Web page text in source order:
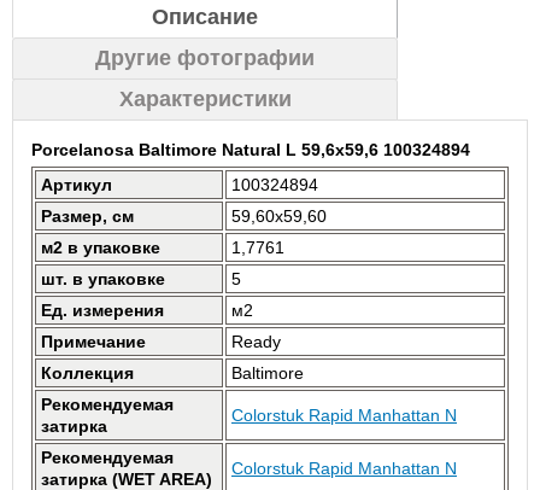
Описание
Другие фотографии
Характеристики
Porcelanosa Baltimore Natural L 59,6x59,6 100324894
Артикул
100324894
Размер, см
59,60x59,60
м2 в упаковке
1,7761
шт. в упаковке
5
Ед. измерения
м2
Примечание
Ready
Коллекция
Baltimore
Рекомендуемая
затирка
Colorstuk Rapid Manhattan N
Рекомендуемая
затирка (WET AREA)
Colorstuk Rapid Manhattan N